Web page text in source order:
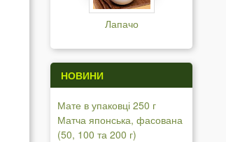
Лапачо
НОВИНИ
Мате в упаковці 250 г
Матча японська, фасована
(50, 100 та 200 г)